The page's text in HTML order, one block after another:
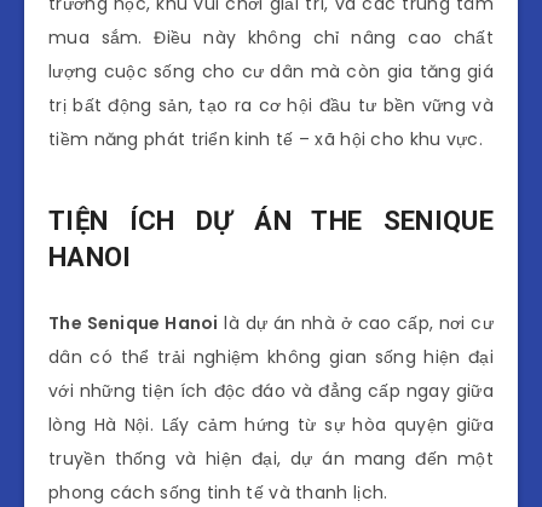
mua sắm. Điều này không chỉ nâng cao chất
lượng cuộc sống cho cư dân mà còn gia tăng giá
trị bất động sản, tạo ra cơ hội đầu tư bền vững và
tiềm năng phát triển kinh tế – xã hội cho khu vực.
TIỆN ÍCH DỰ ÁN THE SENIQUE
HANOI
The Senique Hanoi là dự án nhà ở cao cấp, nơi cư
dân có thể trải nghiệm không gian sống hiện đại
với những tiện ích độc đáo và đẳng cấp ngay giữa
lòng Hà Nội. Lấy cảm hứng từ sự hòa quyện giữa
truyền thống và hiện đại, dự án mang đến một
phong cách sống tinh tế và thanh lịch.